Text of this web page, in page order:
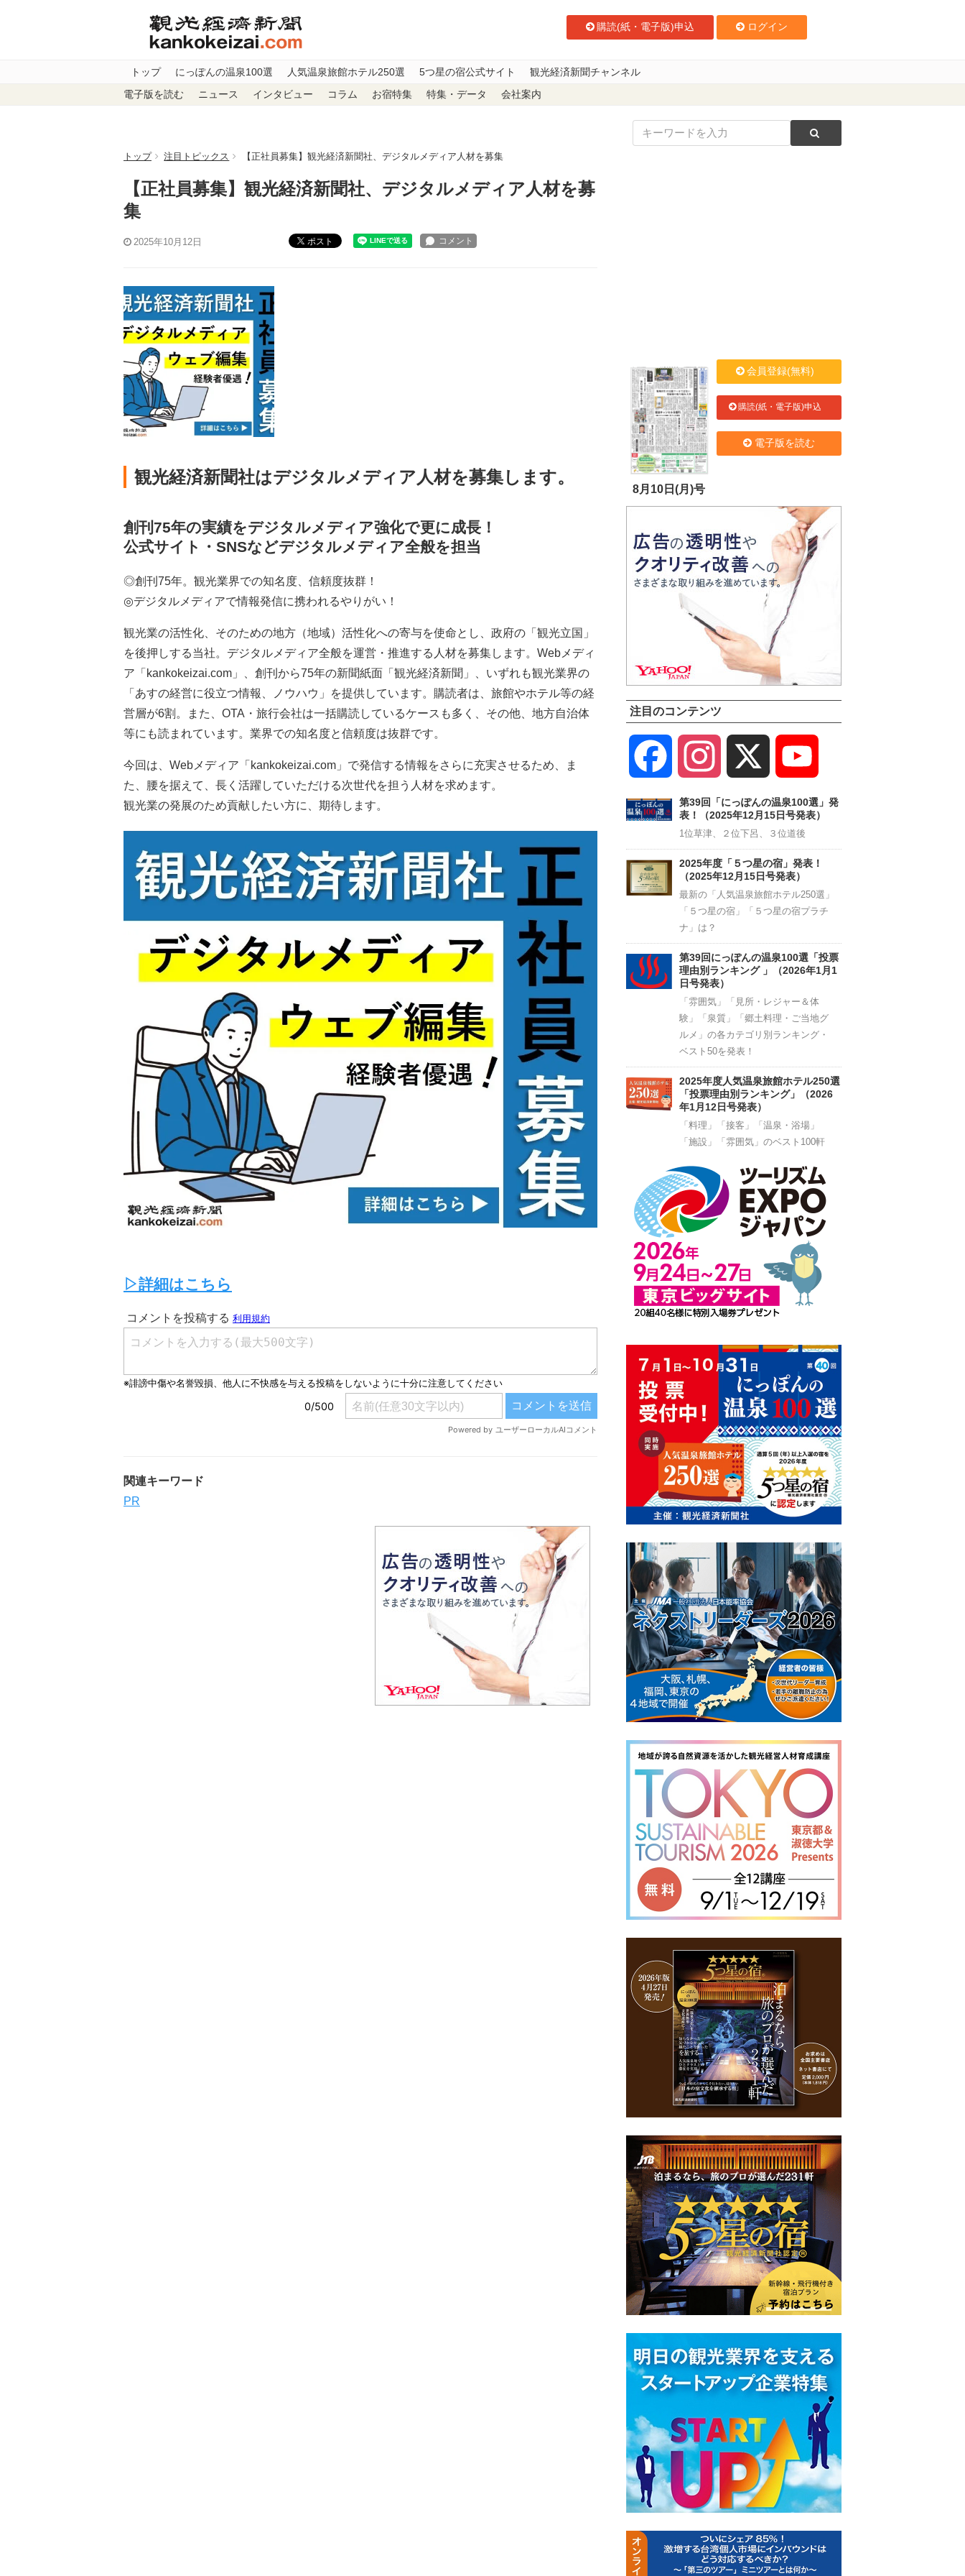
購読(紙・電子版)申込 ログイン
トップ にっぽんの温泉100選 人気温泉旅館ホテル250選 5つ星の宿公式サイト 観光経済新聞チャンネル
電子版を読む ニュース インタビュー コラム お宿特集 特集・データ 会社案内
トップ 注目トピックス 【正社員募集】観光経済新聞社、デジタルメディア人材を募集
【正社員募集】観光経済新聞社、デジタルメディア人材を募
集
2025年10月12日 ポスト
観光経済新聞社はデジタルメディア人材を募集します。
創刊75年の実績をデジタルメディア強化で更に成長！
公式サイト・SNSなどデジタルメディア全般を担当
◎創刊75年。観光業界での知名度、信頼度抜群！
◎デジタルメディアで情報発信に携われるやりがい！
観光業の活性化、そのための地方（地域）活性化への寄与を使命とし、政府の「観光立国」
を後押しする当社。デジタルメディア全般を運営・推進する人材を募集します。Webメディ
ア「kankokeizai.com」、創刊から75年の新聞紙面「観光経済新聞」、いずれも観光業界の
「あすの経営に役立つ情報、ノウハウ」を提供しています。購読者は、旅館やホテル等の経
営層が6割。また、OTA・旅行会社は一括購読しているケースも多く、その他、地方自治体
等にも読まれています。業界での知名度と信頼度は抜群です。
今回は、Webメディア「kankokeizai.com」で発信する情報をさらに充実させるため、ま
た、腰を据えて、長く活躍していただける次世代を担う人材を求めます。
観光業の発展のため貢献したい方に、期待します。
▷詳細はこちら
関連キーワード
PR
8月10日(月)号
会員登録(無料)
購読(紙・電子版)申込
電子版を読む
注目のコンテンツ
Facebook Instagram
Channel
第39回「にっぽんの温泉100選」発
表！（2025年12月15日号発表）
1位草津、２位下呂、３位道後
2025年度「５つ星の宿」発表！
（2025年12月15日号発表）
最新の「人気温泉旅館ホテル250選」
「５つ星の宿」「５つ星の宿プラチ
ナ」は？
第39回にっぽんの温泉100選「投票
理由別ランキング 」（2026年1月1
日号発表）
「雰囲気」「見所・レジャー＆体
験」「泉質」「郷土料理・ご当地グ
ルメ」の各カテゴリ別ランキング・
ベスト50を発表！
2025年度人気温泉旅館ホテル250選
「投票理由別ランキング」（2026
年1月12日号発表）
「料理」「接客」「温泉・浴場」
「施設」「雰囲気」のベスト100軒